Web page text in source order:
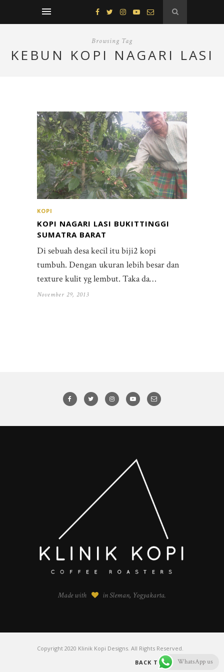
Browsing Tag
KEBUN KOPI NAGARI LASI
KOPI
KOPI NAGARI LASI BUKITTINGGI
SUMATRA BARAT
Di sebuah desa kecil itu biji2 kopi
tumbuh. Dengan ukuran lebih besar dan
texture kulit yg lembut. Taka da…
November 29, 2013
Made with in Sleman, Yogyakarta.
Copyright 2020 Klinik Kopi Designs. All Rights Reserved.
BACK TO TOPWhatsApp us